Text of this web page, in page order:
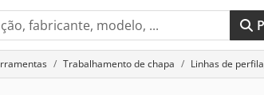
Trabalhamento de chapa Linhas de